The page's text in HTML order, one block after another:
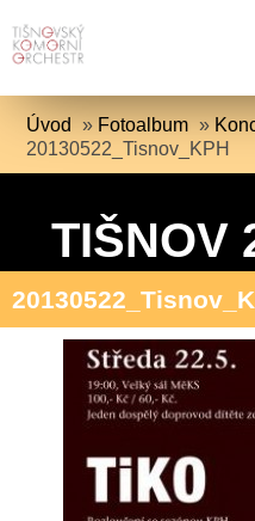
Úvod » Fotoalbum »
20130522_Tisnov_KPH
TIŠNOV